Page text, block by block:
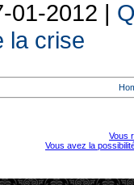
01-2012 |
la crise
Vous
Vous avez la